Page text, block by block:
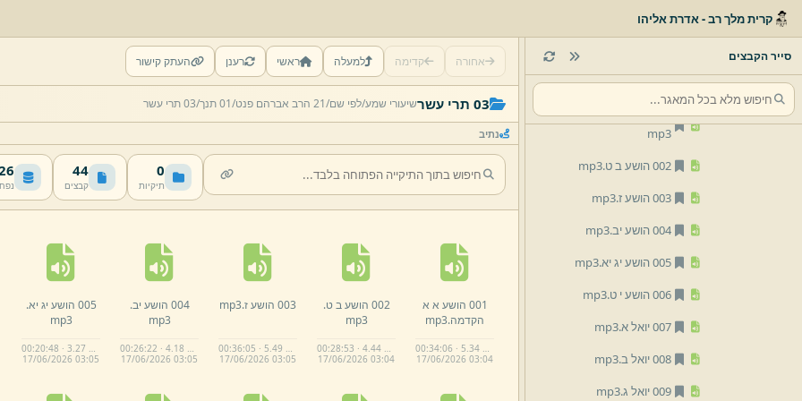
קרית מלך רב - אדרת אליהו
סייר הקבצים
01 ישעיהו
03 תרי עשר
001 הושע א א הקדמה.
mp3
002 הושע ב ט.
mp3
003 הושע ז.
mp3
004 הושע יב.
mp3
005 הושע יג יא.
mp3
006 הושע י ט.
mp3
007 יואל א.
mp3
008 יואל ב.
mp3
009 יואל ג.
mp3
אחורה קדימה למעלה ראשי רענן העתק קישור
03 תרי עשר שיעורי שמע/לפי שם/21 הרב אברהם פנט/ 01 תנך/ 03 תרי עשר
נתיב
0
תיקיות
44
קבצים נפח
001 הושע א א
הקדמה.mp3
00:34:06 · 5.34 MB
17/06/2026 03:04
002 הושע ב ט.
mp3
00:28:53 · 4.44 MB
17/06/2026 03:04
003 הושע ז. mp3
00:36:05 · 5.49 MB
17/06/2026 03:05
004 הושע יב.
mp3
00:26:22 · 4.18 MB
17/06/2026 03:05
005 הושע יג יא.
mp3
00:20:48 · 3.27 MB
17/06/2026 03:05